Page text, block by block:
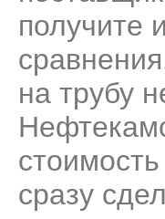
получите
на трубу
сразу